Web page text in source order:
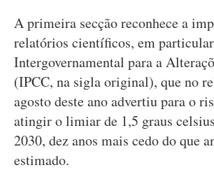
A primeira secção reconhece a
relatórios científicos, em
Intergovernamental para a
(IPCC, na sigla original), que no
agosto deste ano advertiu para o
atingir o limiar de 1,5 graus
2030, dez anos mais cedo do que
estimado.